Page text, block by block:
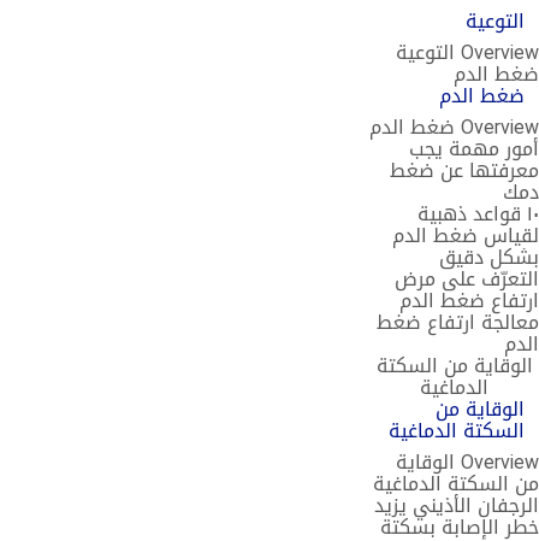
التوعية
Overview التوعية
ضغط الدم
ضغط الدم
Overview ضغط الدم
أمور مهمة يجب
معرفتها عن ضغط
دمك
١٠ قواعد ذهبية
لقياس ضغط الدم
بشكل دقيق
التعرّف على مرض
ارتفاع ضغط الدم
معالجة ارتفاع ضغط
الدم
الوقاية من السكتة
الدماغية
الوقاية من
السكتة الدماغية
Overview الوقاية
من السكتة الدماغية
الرجفان الأذيني يزيد
خطر الإصابة بسكتة